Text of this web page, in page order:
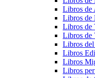
Libros de
Libros de
Libros de
Libros de
Libros
Libros
Libros
Libros